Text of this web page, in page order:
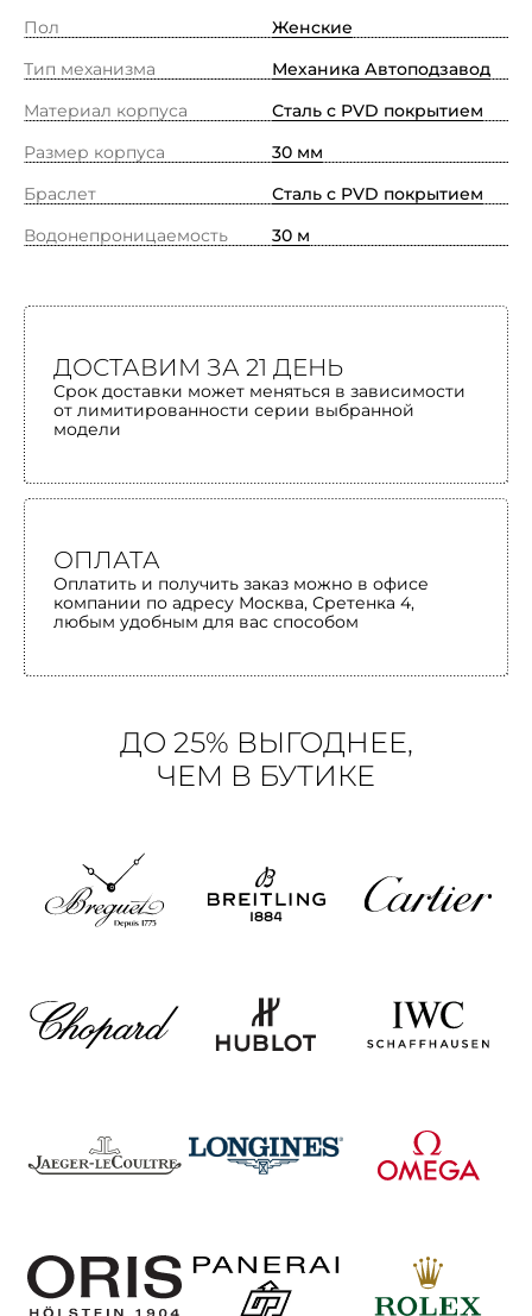
Пол
Женские
Тип механизма
Механика Автоподзавод
Материал корпуса
Сталь с PVD покрытием
Размер корпуса
30 мм
Браслет
Сталь с PVD покрытием
Водонепроницаемость
30 м
ДОСТАВИМ ЗА 21 ДЕНЬ
Срок доставки может меняться в зависимости
от лимитированности серии выбранной
модели
ОПЛАТА
Оплатить и получить заказ можно в офисе
компании по адресу Москва, Сретенка 4,
любым удобным для вас способом
ДО 25% ВЫГОДНЕЕ,
ЧЕМ В БУТИКЕ